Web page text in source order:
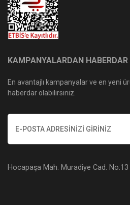
KAMPANYALARDAN
En avantajlı kampanyalar ve en yeni
haberdar olabilirsiniz.
Hocapaşa Mah. Muradiye Cad.